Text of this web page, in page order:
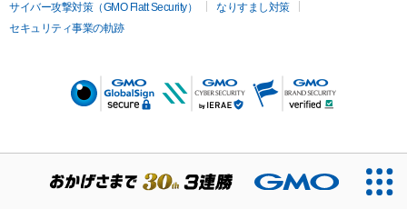
サイバー攻撃対策（GMO Flatt Security）
なりすまし対策
セキュリティ事業の軌跡